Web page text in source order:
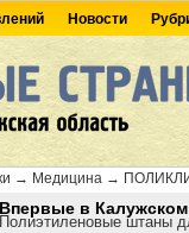
Новости
→ Медицина →
Впервые в
Полиэтиленовые штаны